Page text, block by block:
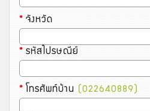
*จังหวัด
*รหัสไปรษณีย์
* โทรศัพท์บ้าน (022640889)